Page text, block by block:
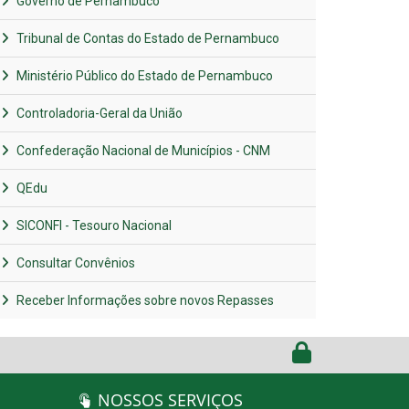
Tribunal de Contas do Estado de Pernambuco
Ministério Público do Estado de Pernambuco
Controladoria-Geral da União
Confederação Nacional de Municípios - CNM
QEdu
SICONFI - Tesouro Nacional
Consultar Convênios
Receber Informações sobre novos Repasses
NOSSOS SERVIÇOS